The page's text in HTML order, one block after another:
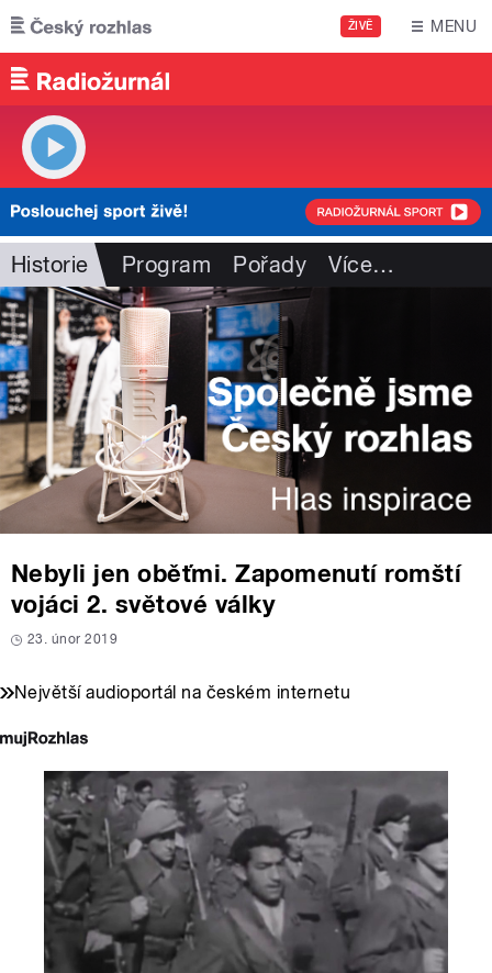
Přejít k hlavnímu obsahu
ŽIVĚ MENU
Historie Program Pořady Více…
Nebyli jen oběťmi. Zapomenutí romští
vojáci 2. světové války
23. únor 2019
Největší audioportál na českém internetu